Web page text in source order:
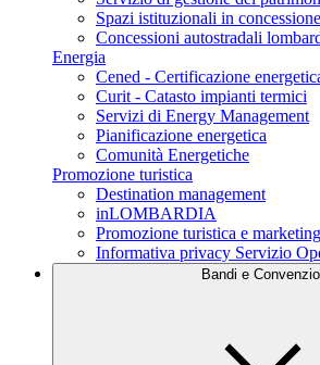
Spazi istituzionali in concessione
Concessioni autostradali
Energia
Cened - Certificazione
Curit - Catasto impianti termici
Servizi di Energy Management
Pianificazione energetica
Comunità Energetiche
Promozione turistica
Destination management
inLOMBARDIA
Promozione turistica e
Informativa privacy Servizio
Bandi e